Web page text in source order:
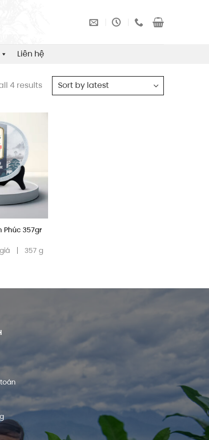
Liên hệ
4 results
Phúc 357gr
357 g